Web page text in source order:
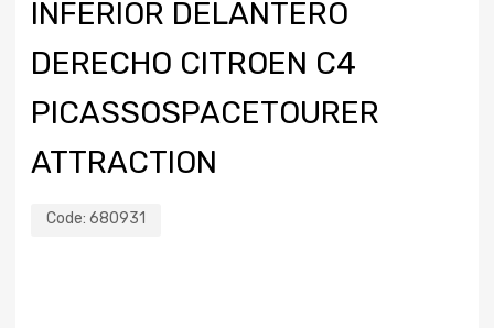
INFERIOR DELANTERO
DERECHO CITROEN C4
PICASSOSPACETOURER
ATTRACTION
Code: 680931